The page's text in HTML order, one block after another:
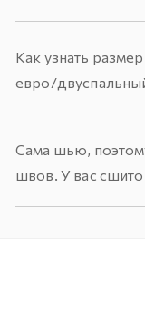
Как узнать
евро/
Сама шью,
швов. У вас сшито